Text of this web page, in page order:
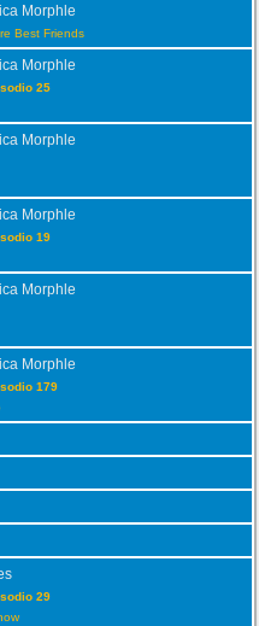
Morphle
Best Friends
Morphle
25
Morphle
Morphle
19
Morphle
Morphle
179
29